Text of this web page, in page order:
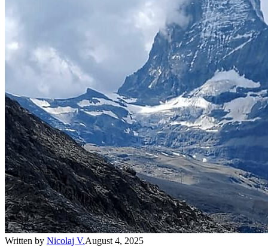
Written by Nicolaj V.August 4, 2025